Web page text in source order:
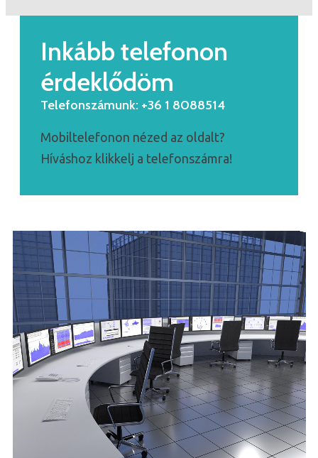
Inkább telefonon
érdeklődöm
Telefonszámunk: +36 1 8088514
Mobiltelefonon nézed az oldalt?
Híváshoz klikkelj a telefonszámra!